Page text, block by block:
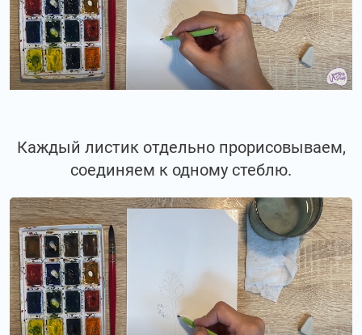
Каждый листик отдельно прорисовываем,
соединяем к одному стеблю.